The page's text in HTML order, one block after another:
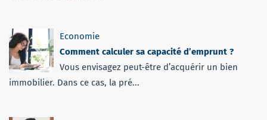
Economie
Comment calculer sa capacité d’emprunt ?
Vous envisagez peut-être d’acquérir un bien
immobilier. Dans ce cas, la pré...